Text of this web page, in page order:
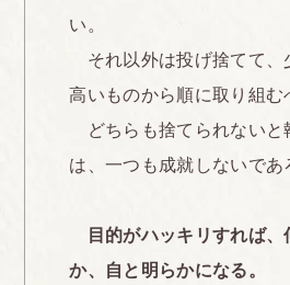
い。
それ以外は投げ捨てて、
高いものから順に取り組む
どちらも捨てられないと
は、一つも成就しないであ
目的がハッキリすれば、
か、自と明らかになる。